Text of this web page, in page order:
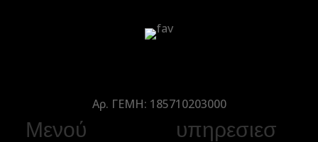
Αρ. ΓΕΜΗ: 185710203000
Μενού υπηρεσιεσ